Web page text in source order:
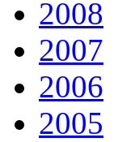
2008
2007
2006
2005